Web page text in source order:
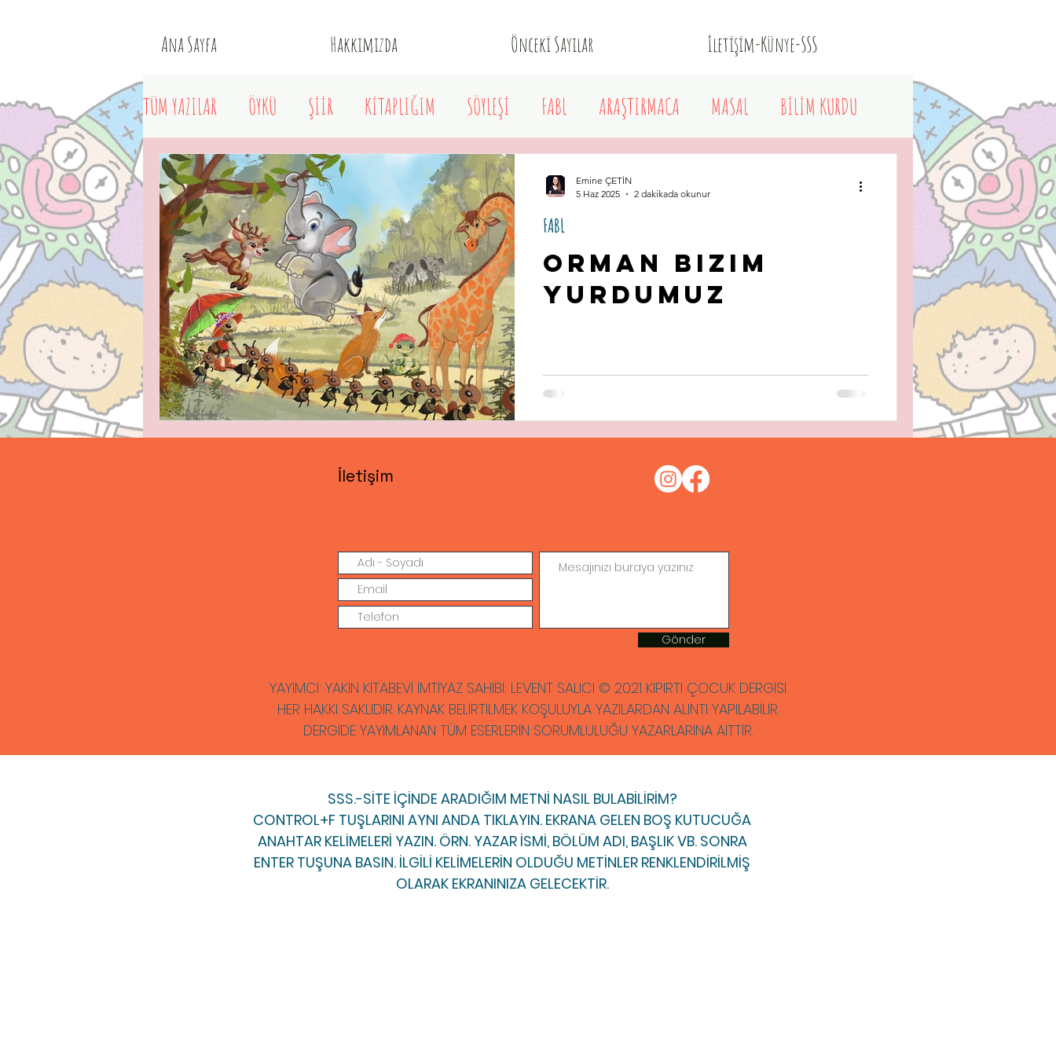
Ana Sayfa Hakkımızda Önceki Sayılar İletişim-Künye-SSS
TÜM YAZILAR ÖYKÜ ŞİİR KİTAPLIĞIM SÖYLEŞİ FABL ARAŞTIRMACA MASAL BİLİM KURDU
SANAT KURDU EKOLOJİK KIPIRTILAR KENTİN RENKLERİ MEKÂNLARIN HİKÂYESİ
Orman bizim
yurdumuz
FABL
Emine ÇETİN
5 Haz 2025
2 dakikada okunur
İletişim
Gönder
YAYIMCI: YAKIN KİTABEVİ İMTİYAZ SAHİBİ: LEVENT SALICI © 2021 KIPIRTI ÇOCUK DERGİSİ
HER HAKKI SAKLIDIR. KAYNAK BELİRTİLMEK KOŞULUYLA YAZILARDAN ALINTI YAPILABİLİR.
DERGİDE YAYIMLANAN TÜM ESERLERİN SORUMLULUĞU YAZARLARINA AİTTİR.
​SSS.-SİTE İÇİNDE ARADIĞIM METNİ NASIL BULABİLİRİM?
CONTROL+F TUŞLARINI AYNI ANDA TIKLAYIN. EKRANA GELEN BOŞ KUTUCUĞA
ANAHTAR KELİMELERİ YAZIN. ÖRN. YAZAR İSMİ, BÖLÜM ADI, BAŞLIK VB. SONRA
ENTER TUŞUNA BASIN. İLGİLİ KELİMELERİN OLDUĞU METİNLER RENKLENDİRİLMİŞ
OLARAK EKRANINIZA GELECEKTİR.